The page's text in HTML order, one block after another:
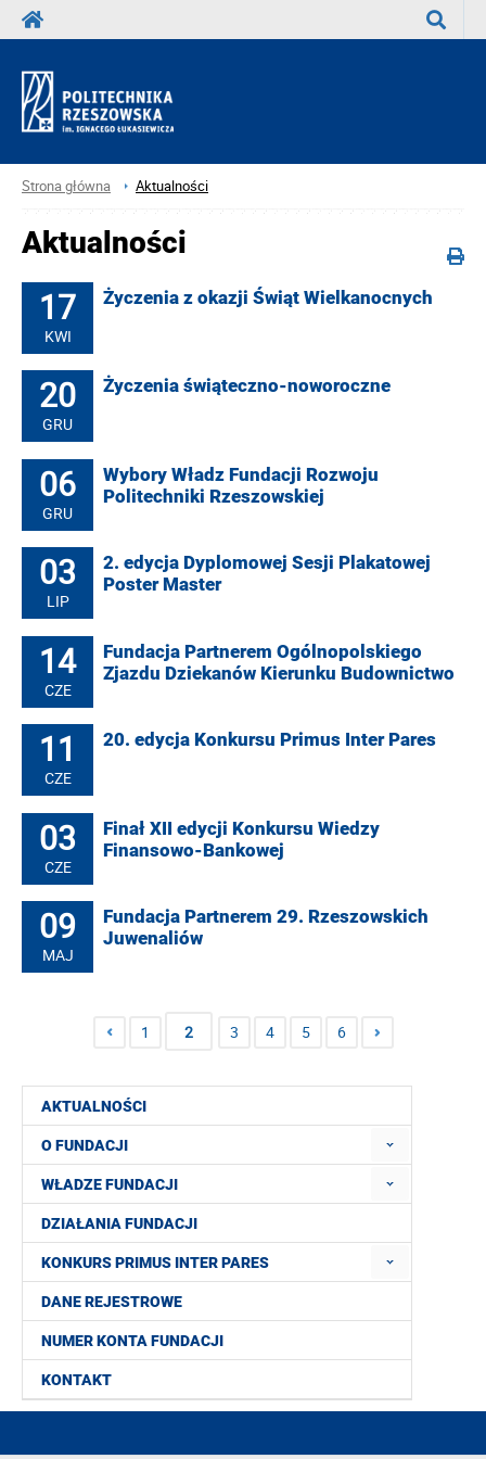
Strona główna Aktualności
AKTUALNOŚCI
O FUNDACJI
WŁADZE FUNDACJI
DZIAŁANIA FUNDACJI
KONKURS PRIMUS INTER PARES
DANE REJESTROWE
NUMER KONTA FUNDACJI
KONTAKT
Aktualności
17
KWI
Życzenia z okazji Świąt Wielkanocnych
20
GRU
Życzenia świąteczno-noworoczne
06
GRU
Wybory Władz Fundacji Rozwoju
Politechniki Rzeszowskiej
03
LIP
2. edycja Dyplomowej Sesji Plakatowej
Poster Master
14
CZE
Fundacja Partnerem Ogólnopolskiego
Zjazdu Dziekanów Kierunku Budownictwo
11
CZE
20. edycja Konkursu Primus Inter Pares
03
CZE
Finał XII edycji Konkursu Wiedzy
Finansowo-Bankowej
09
MAJ
Fundacja Partnerem 29. Rzeszowskich
Juwenaliów
1 2 3 4 5 6